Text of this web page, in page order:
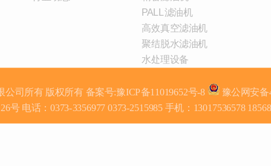
PALL滤油机
高效真空滤油机
聚结脱水滤油机
水处理设备
公司所有版权所有 备案号:豫ICP备11019652号-8
豫公网安备
号 电话：0373-3356977 0373-2515985 手机：13017536578